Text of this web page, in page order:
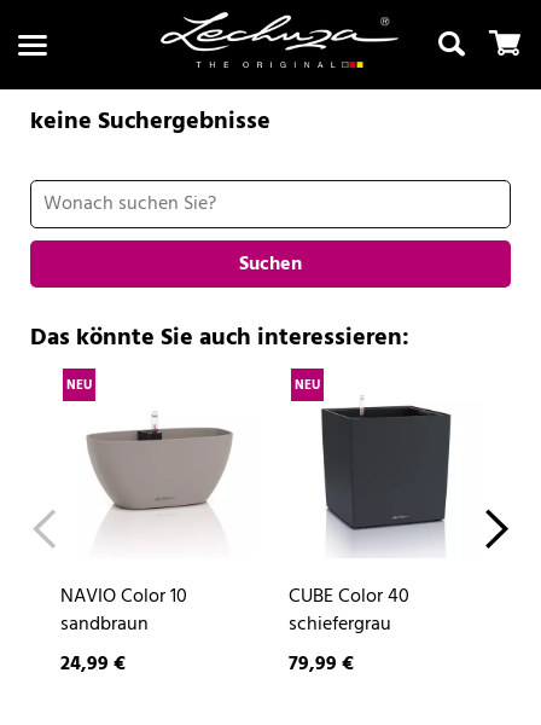
Suchen
keine Suchergebnisse
Suchen
Das könnte Sie auch interessieren:
NEU
NAVIO Color 10
sandbraun
24,99 €
NEU
CUBE Color 40
schiefergrau
79,99 €